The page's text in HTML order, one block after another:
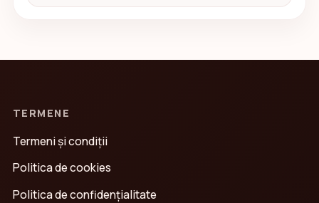
TERMENE
Termeni și condiții
Politica de cookies
Politica de confidenţialitate